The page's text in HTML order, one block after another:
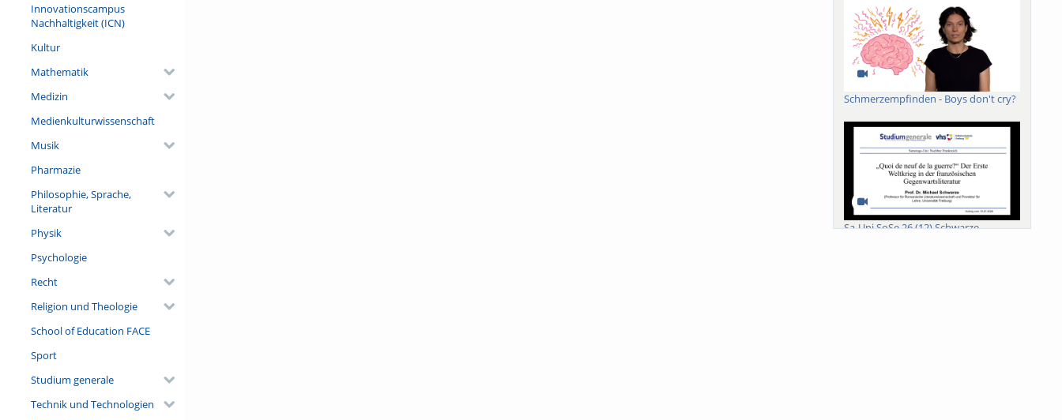
Innovationscampus
Nachhaltigkeit (ICN)
Kultur
Mathematik
Medizin
Medienkulturwissenschaft
Musik
Pharmazie
Philosophie, Sprache,
Literatur
Physik
Psychologie
Recht
Religion und Theologie
School of Education FACE
Sport
Studium generale
Technik und Technologien
Schmerzempfinden - Boys don't cry?
Sa-Uni SoSe 26 (12) Schwarze